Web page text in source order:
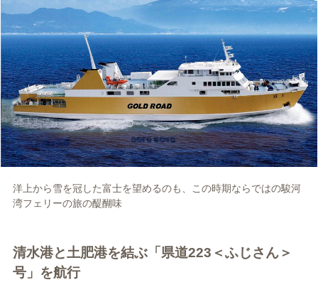
洋上から雪を冠した富士を望めるのも、この時期ならではの駿河
湾フェリーの旅の醍醐味
清水港と土肥港を結ぶ「県道223＜ふじさん＞
号」を航行